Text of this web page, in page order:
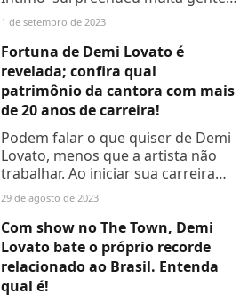
Porém, não mais do que ouvir a ex-
Disney cantando em português ao
lado da brasileira....
1 de setembro de 2023
Fortuna de Demi Lovato é
revelada; confira qual
patrimônio da cantora com mais
de 20 anos de carreira!
Podem falar o que quiser de Demi
Lovato, menos que a artista não
trabalhar. Ao iniciar sua carreira
em 2002, a cantora já fez de tudo
um pouco e, claro, também
acumulou um grande patrimônio.
29 de agosto de 2023
Com show no The Town, Demi
Lovato bate o próprio recorde
relacionado ao Brasil. Entenda
qual é!